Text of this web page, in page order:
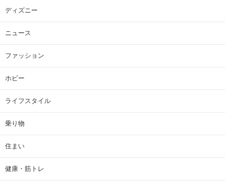
ディズニー
ニュース
ファッション
ホビー
ライフスタイル
乗り物
住まい
健康・筋トレ